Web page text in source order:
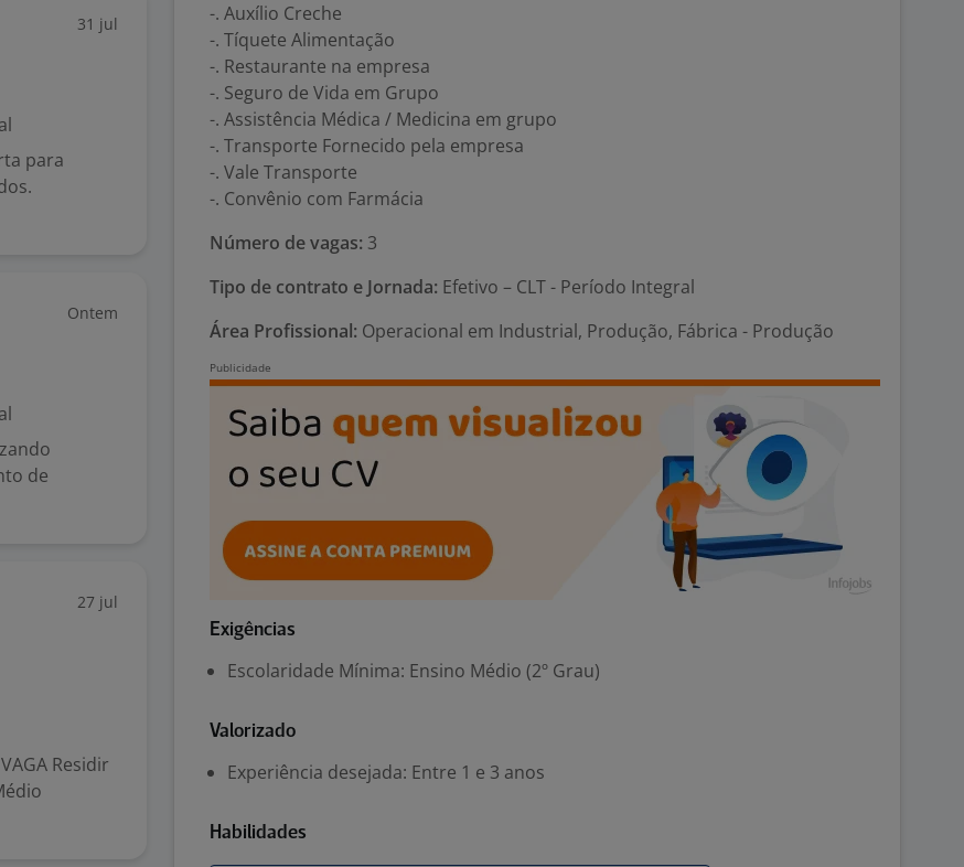
31 jul
para
Ontem
de
27 jul
Residir
-. Auxílio Creche
-. Tíquete Alimentação
-. Restaurante na empresa
-. Seguro de Vida em Grupo
-. Assistência Médica / Medicina em grupo
-. Transporte Fornecido pela empresa
-. Vale Transporte
-. Convênio com Farmácia
Número de vagas: 3
Tipo de contrato e Jornada: Efetivo – CLT - Período Integral
Área Profissional: Operacional em Industrial, Produção, Fábrica - Produção
Exigências
Escolaridade Mínima: Ensino Médio (2º Grau)
Valorizado
Experiência desejada: Entre 1 e 3 anos
Habilidades